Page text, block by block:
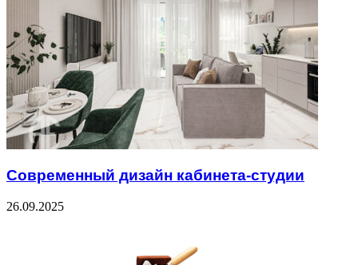
Современный дизайн кабинета-студии
26.09.2025